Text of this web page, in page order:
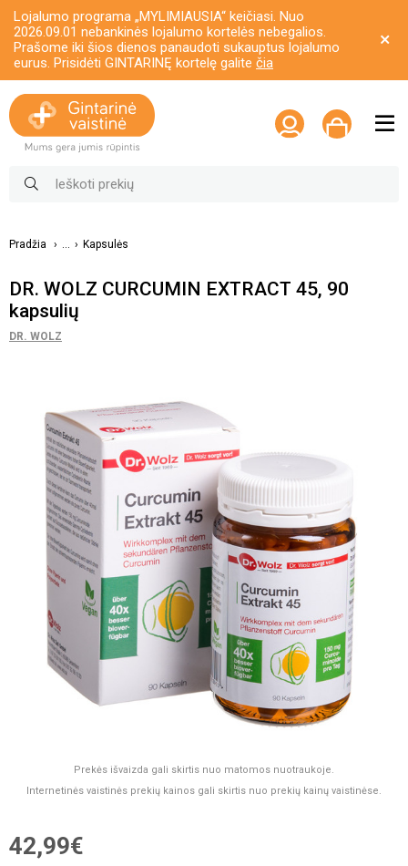
Lojalumo programa „MYLIMIAUSIA“ keičiasi. Nuo
2026.09.01 nebankinės lojalumo kortelės nebegalios.
Prašome iki šios dienos panaudoti sukauptus lojalumo
eurus. Prisidėti GINTARINĘ kortelę galite čia
Pradžia ... Kapsulės
DR. WOLZ CURCUMIN EXTRACT 45, 90
kapsulių
DR. WOLZ
Prekės išvaizda gali skirtis nuo matomos nuotraukoje.
Internetinės vaistinės prekių kainos gali skirtis nuo prekių kainų vaistinėse.
42,99€